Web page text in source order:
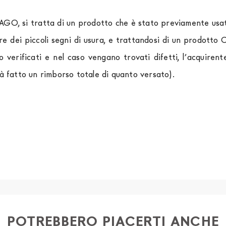
si tratta di un prodotto che è stato previamente
dei piccoli segni di usura, e trattandosi di un prodotto
verificati e nel caso vengano trovati difetti,
fatto un rimborso totale di quanto versato).
, che
POTREBBERO PIACERTI ANCHE